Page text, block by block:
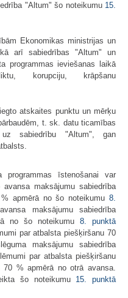
"Altum" šo noteikumu 15.
Ekonomikas ministrijas un
arī sabiedrības "Altum" un
programmas ieviešanas laikā
korupciju, krāpšanu
atskaites punktu un mērķu
t. sk. datu ticamības
sabiedrību "Altum", gan
programmas īstenošanai var
maksājumu sabiedrība
apmērā no šo noteikumu 8.
maksājumu sabiedrība
no šo noteikumu8. punktā
par atbalsta piešķiršanu 70
maksājumu sabiedrība
par atbalsta piešķiršanu
% apmērā no otrā avansa.
šo noteikumu 15. punktā